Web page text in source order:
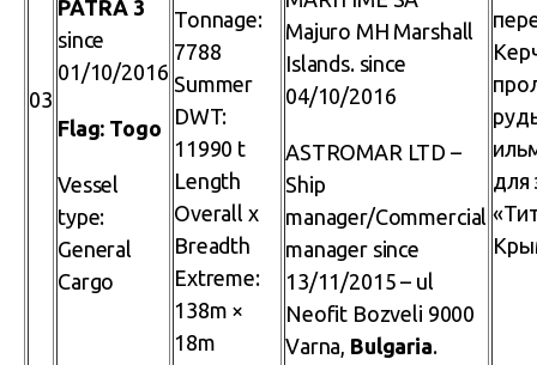
03
PATRA 3
since
01/10/2016
Flag: Togo
Vessel
type:
General
Cargo
Tonnage:
7788
Summer
DWT:
11990 t
Length
Overall x
Breadth
Extreme:
138m ×
18m
Majuro MH Marshall
Islands. since
04/10/2016
ASTROMAR LTD –
Ship
manager/Commercial
manager since
13/11/2015 – ul
Neofit Bozveli 9000
Varna, Bulgaria.
для